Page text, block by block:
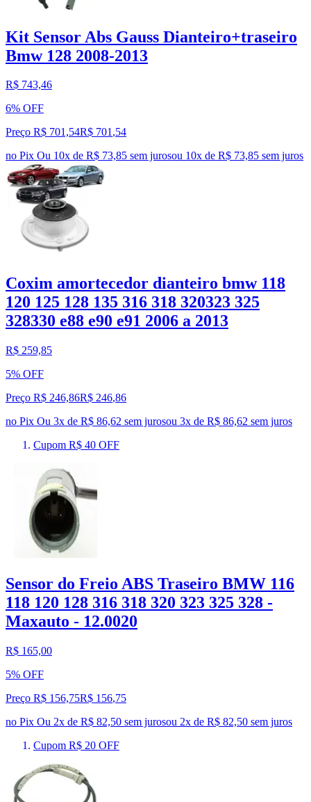
Kit Sensor Abs Gauss Dianteiro+traseiro
Bmw 128 2008-2013
R$ 743,46
6% OFF
Preço R$ 701,54R$ 701,54
no Pix Ou 10x de R$ 73,85 sem jurosou 10x de R$ 73,85 sem juros
Coxim amortecedor dianteiro bmw 118
120 125 128 135 316 318 320323 325
328330 e88 e90 e91 2006 a 2013
R$ 259,85
5% OFF
Preço R$ 246,86R$ 246,86
no Pix Ou 3x de R$ 86,62 sem jurosou 3x de R$ 86,62 sem juros
Cupom R$ 40 OFF
Sensor do Freio ABS Traseiro BMW 116
118 120 128 316 318 320 323 325 328 -
Maxauto - 12.0020
R$ 165,00
5% OFF
Preço R$ 156,75R$ 156,75
no Pix Ou 2x de R$ 82,50 sem jurosou 2x de R$ 82,50 sem juros
Cupom R$ 20 OFF